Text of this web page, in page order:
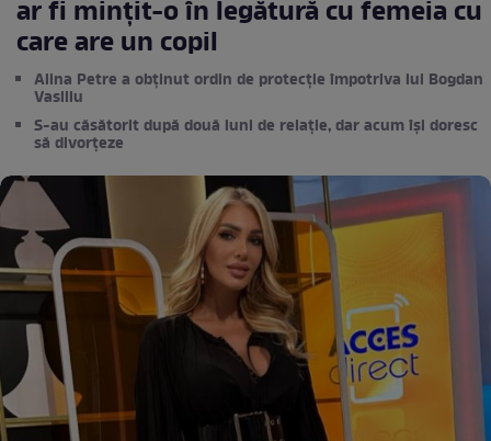
ar fi mințit-o în legătură cu femeia cu
care are un copil
Alina Petre a obținut ordin de protecție împotriva lui Bogdan
Vasiliu
S-au căsătorit după două luni de relație, dar acum își doresc
să divorțeze